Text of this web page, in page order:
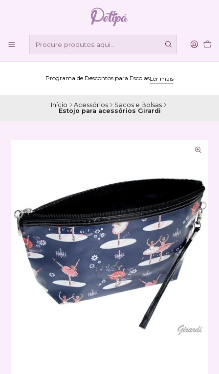
Programa de Descontos para EscolasLer mais
Início Acessórios
Sacos e Bolsas
Estojo para acessórios Girardi